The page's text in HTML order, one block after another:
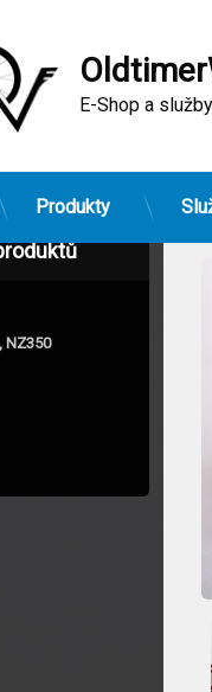
E-Shop a služby
Produkty
NZ350